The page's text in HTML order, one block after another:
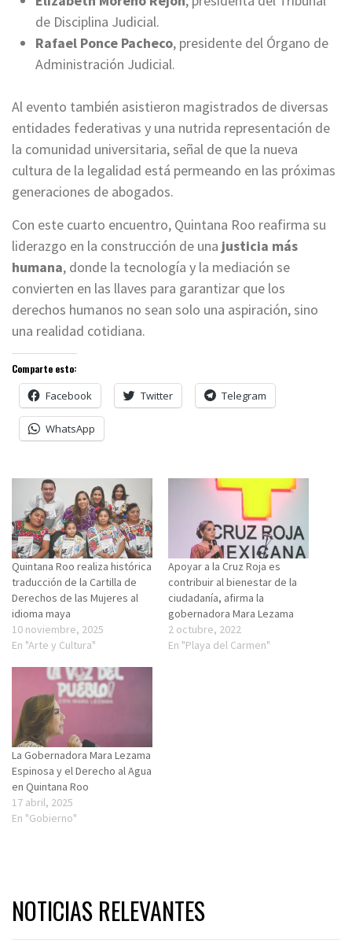
de Disciplina Judicial.
Rafael Ponce Pacheco, presidente del Órgano de
Administración Judicial.
Al evento también asistieron magistrados de diversas
entidades federativas y una nutrida representación de
la comunidad universitaria, señal de que la nueva
cultura de la legalidad está permeando en las próximas
generaciones de abogados.
Con este cuarto encuentro, Quintana Roo reafirma su
liderazgo en la construcción de una justicia más
humana, donde la tecnología y la mediación se
convierten en las llaves para garantizar que los
derechos humanos no sean solo una aspiración, sino
una realidad cotidiana.
Comparte esto:
Facebook Twitter Telegram
WhatsApp
Quintana Roo realiza histórica
traducción de la Cartilla de
Derechos de las Mujeres al
idioma maya
10 noviembre, 2025
En "Arte y Cultura"
Apoyar a la Cruz Roja es
contribuir al bienestar de la
ciudadanía, afirma la
gobernadora Mara Lezama
2 octubre, 2022
En "Playa del Carmen"
La Gobernadora Mara Lezama
Espinosa y el Derecho al Agua
en Quintana Roo
17 abril, 2025
En "Gobierno"
NOTICIAS RELEVANTES